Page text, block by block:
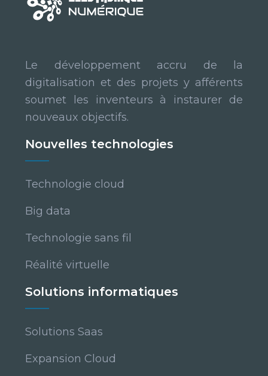
Le développement accru de la
digitalisation et des projets y afférents
soumet les inventeurs à instaurer de
nouveaux objectifs.
Nouvelles technologies
Technologie cloud
Big data
Technologie sans fil
Réalité virtuelle
Solutions informatiques
Solutions Saas
Expansion Cloud